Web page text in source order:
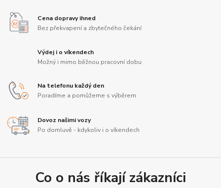
Cena dopravy ihned
Bez překvapení a zbytečného čekání
Výdej i o víkendech
Možný i mimo běžnou pracovní dobu
Na telefonu každý den
Poradíme a pomůžeme s výběrem
Dovoz našimi vozy
Po domluvě - kdykoliv i o víkendech
Co o nás říkají zákazníci